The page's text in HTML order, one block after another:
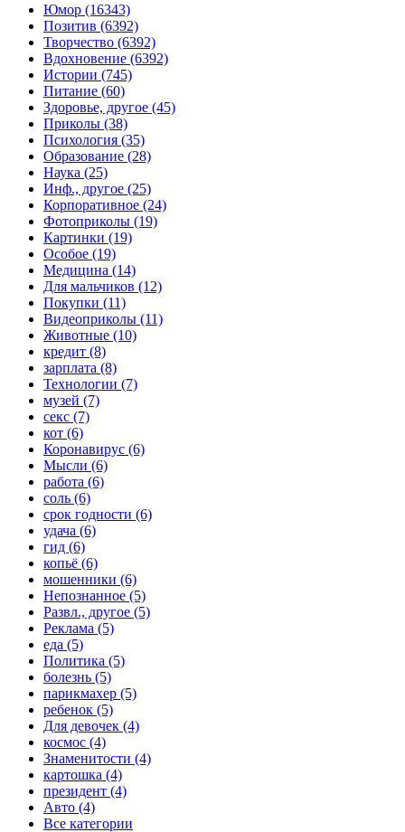
Юмор (16343)
Позитив (6392)
Творчество (6392)
Вдохновение (6392)
Истории (745)
Питание (60)
Здоровье, другое (45)
Приколы (38)
Психология (35)
Образование (28)
Наука (25)
Инф., другое (25)
Корпоративное (24)
Фотоприколы (19)
Картинки (19)
Особое (19)
Медицина (14)
Для мальчиков (12)
Покупки (11)
Видеоприколы (11)
Животные (10)
кредит (8)
зарплата (8)
Технологии (7)
музей (7)
секс (7)
кот (6)
Коронавирус (6)
Мысли (6)
работа (6)
соль (6)
срок годности (6)
удача (6)
гид (6)
копьё (6)
мошенники (6)
Непознанное (5)
Развл., другое (5)
Реклама (5)
еда (5)
Политика (5)
болезнь (5)
парикмахер (5)
ребенок (5)
Для девочек (4)
космос (4)
Знаменитости (4)
картошка (4)
президент (4)
Авто (4)
Все категории